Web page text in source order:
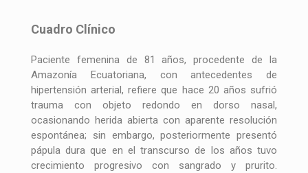
Cuadro Clínico
Paciente femenina de 81 años, procedente de la
Amazonía Ecuatoriana, con antecedentes de
hipertensión arterial, refiere que hace 20 años sufrió
trauma con objeto redondo en dorso nasal,
ocasionando herida abierta con aparente resolución
espontánea; sin embargo, posteriormente presentó
pápula dura que en el transcurso de los años tuvo
crecimiento progresivo con sangrado y prurito.